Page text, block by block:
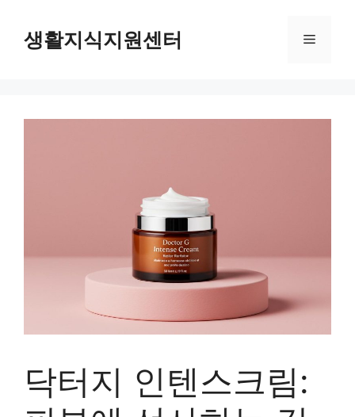
content생활지식지원센터 Menu
닥터지 인텐스크림: